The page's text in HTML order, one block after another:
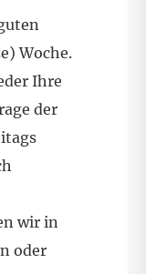
Woche.
Ihre
der
wir in
oder